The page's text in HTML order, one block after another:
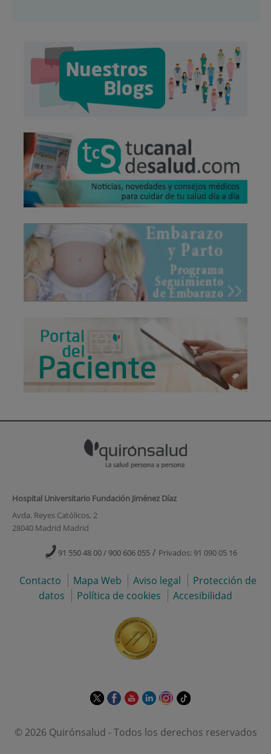
Hospital Universitario Fundación Jiménez Díaz
Avda. Reyes Católicos, 2
28040 Madrid Madrid
91 550 48 00 / 900 606 055 / Privados: 91 090 05 16
Contacto Mapa Web Aviso legal
Protección de
datos
Política de cookies Accesibilidad
Este
abrirá
Este
abrirá
Este
abrirá
Este
abrirá
Este
abrirá
Enlace
aplicación
© 2026 Quirónsalud - Todos los derechos reservados